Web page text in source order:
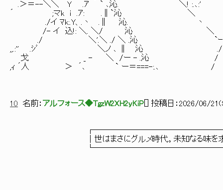
.＞＝--＼＼ Y .ｱ ` ､沁. ＼! :.､:' | : . :
´ ;マk i .ｱ: .∥`沁 ＼ i : . : .
./イ ﾏk:.Y、.丶 .∥ 沁. 丶 | : .
/- イ 込!: ＼. ＼/ 沁 ＼ i ヽ. :
./ ＼'.＼ ./ ＼ .沁 `ｰ!.
,,.:'' .ｼﾞ ＼ノ ､ ∥ 沁 ./
戈 _ - ＼ /ー - .沁 /
,ｨ ´人 ＞ ´､ ` ー＝===-:.､ /
10 名前： アルフォース◆TgzW2XH2yKiP ] 投稿日： 2026/06/
│世はまさにグルメ時代。未知なる味を求めて